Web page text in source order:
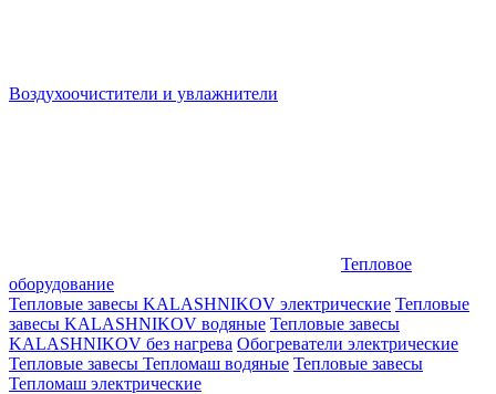
Воздухоочистители и увлажнители
Тепловое
оборудование
Тепловые завесы KALASHNIKOV электрические Тепловые
завесы KALASHNIKOV водяные Тепловые завесы
KALASHNIKOV без нагрева Обогреватели электрические
Тепловые завесы Тепломаш водяные Тепловые завесы
Тепломаш электрические